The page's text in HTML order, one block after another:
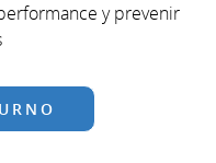
y prevenir